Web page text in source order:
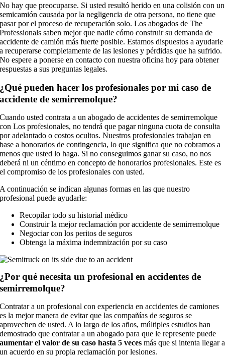
No hay que preocuparse. Si usted resultó herido en una colisión con un
semicamión causada por la negligencia de otra persona, no tiene que
pasar por el proceso de recuperación solo. Los abogados de The
Professionals saben mejor que nadie cómo construir su demanda de
accidente de camión más fuerte posible. Estamos dispuestos a ayudarle
a recuperarse completamente de las lesiones y pérdidas que ha sufrido.
No espere a ponerse en contacto con nuestra oficina hoy para obtener
respuestas a sus preguntas legales.
¿Qué pueden hacer los profesionales por mi caso de
accidente de semirremolque?
Cuando usted contrata a un abogado de accidentes de semirremolque
con Los profesionales, no tendrá que pagar ninguna cuota de consulta
por adelantado o costos ocultos. Nuestros profesionales trabajan en
base a honorarios de contingencia, lo que significa que no cobramos a
menos que usted lo haga. Si no conseguimos ganar su caso, no nos
deberá ni un céntimo en concepto de honorarios profesionales. Este es
el compromiso de los profesionales con usted.
A continuación se indican algunas formas en las que nuestro
profesional puede ayudarle:
Recopilar todo su historial médico
Construir la mejor reclamación por accidente de semirremolque
Negociar con los peritos de seguros
Obtenga la máxima indemnización por su caso
¿Por qué necesita un profesional en accidentes de
semirremolque?
Contratar a un profesional con experiencia en accidentes de camiones
es la mejor manera de evitar que las compañías de seguros se
aprovechen de usted. A lo largo de los años, múltiples estudios han
demostrado que contratar a un abogado para que le represente puede
aumentar el valor de su caso hasta 5 veces más que si intenta llegar a
un acuerdo en su propia reclamación por lesiones.